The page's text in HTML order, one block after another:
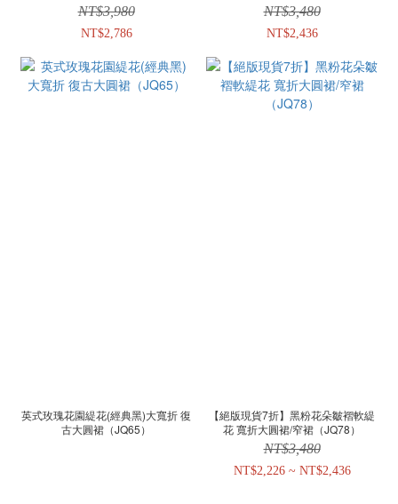
NT$3,980
NT$2,786
NT$3,480
NT$2,436
英式玫瑰花園緹花(經典黑)大寬折 復
古大圓裙（JQ65）
【絕版現貨7折】黑粉花朵皺褶軟緹
花 寬折大圓裙/窄裙（JQ78）
NT$3,480
NT$2,226 ~ NT$2,436